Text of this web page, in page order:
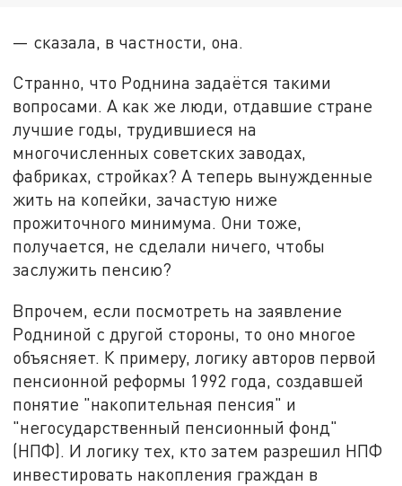
— сказала, в частности, она.
Странно, что Роднина задаётся такими
вопросами. А как же люди, отдавшие стране
лучшие годы, трудившиеся на
многочисленных советских заводах,
фабриках, стройках? А теперь вынужденные
жить на копейки, зачастую ниже
прожиточного минимума. Они тоже,
получается, не сделали ничего, чтобы
заслужить пенсию?
Впрочем, если посмотреть на заявление
Родниной с другой стороны, то оно многое
объясняет. К примеру, логику авторов первой
пенсионной реформы 1992 года, создавшей
понятие "накопительная пенсия" и
"негосударственный пенсионный фонд"
(НПФ). И логику тех, кто затем разрешил НПФ
инвестировать накопления граждан в